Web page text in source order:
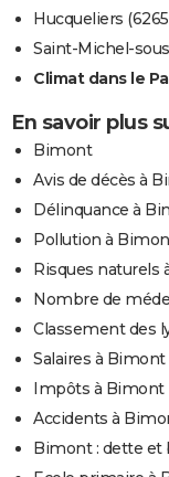
Hucqueliers
Saint-Michel-
Climat dans le
En savoir plus
Bimont
Avis de décès à
Délinquance à
Pollution à
Risques naturels
Nombre de
Classement des
Salaires à Bimont
Impôts à Bimont
Accidents à
Bimont : dette et